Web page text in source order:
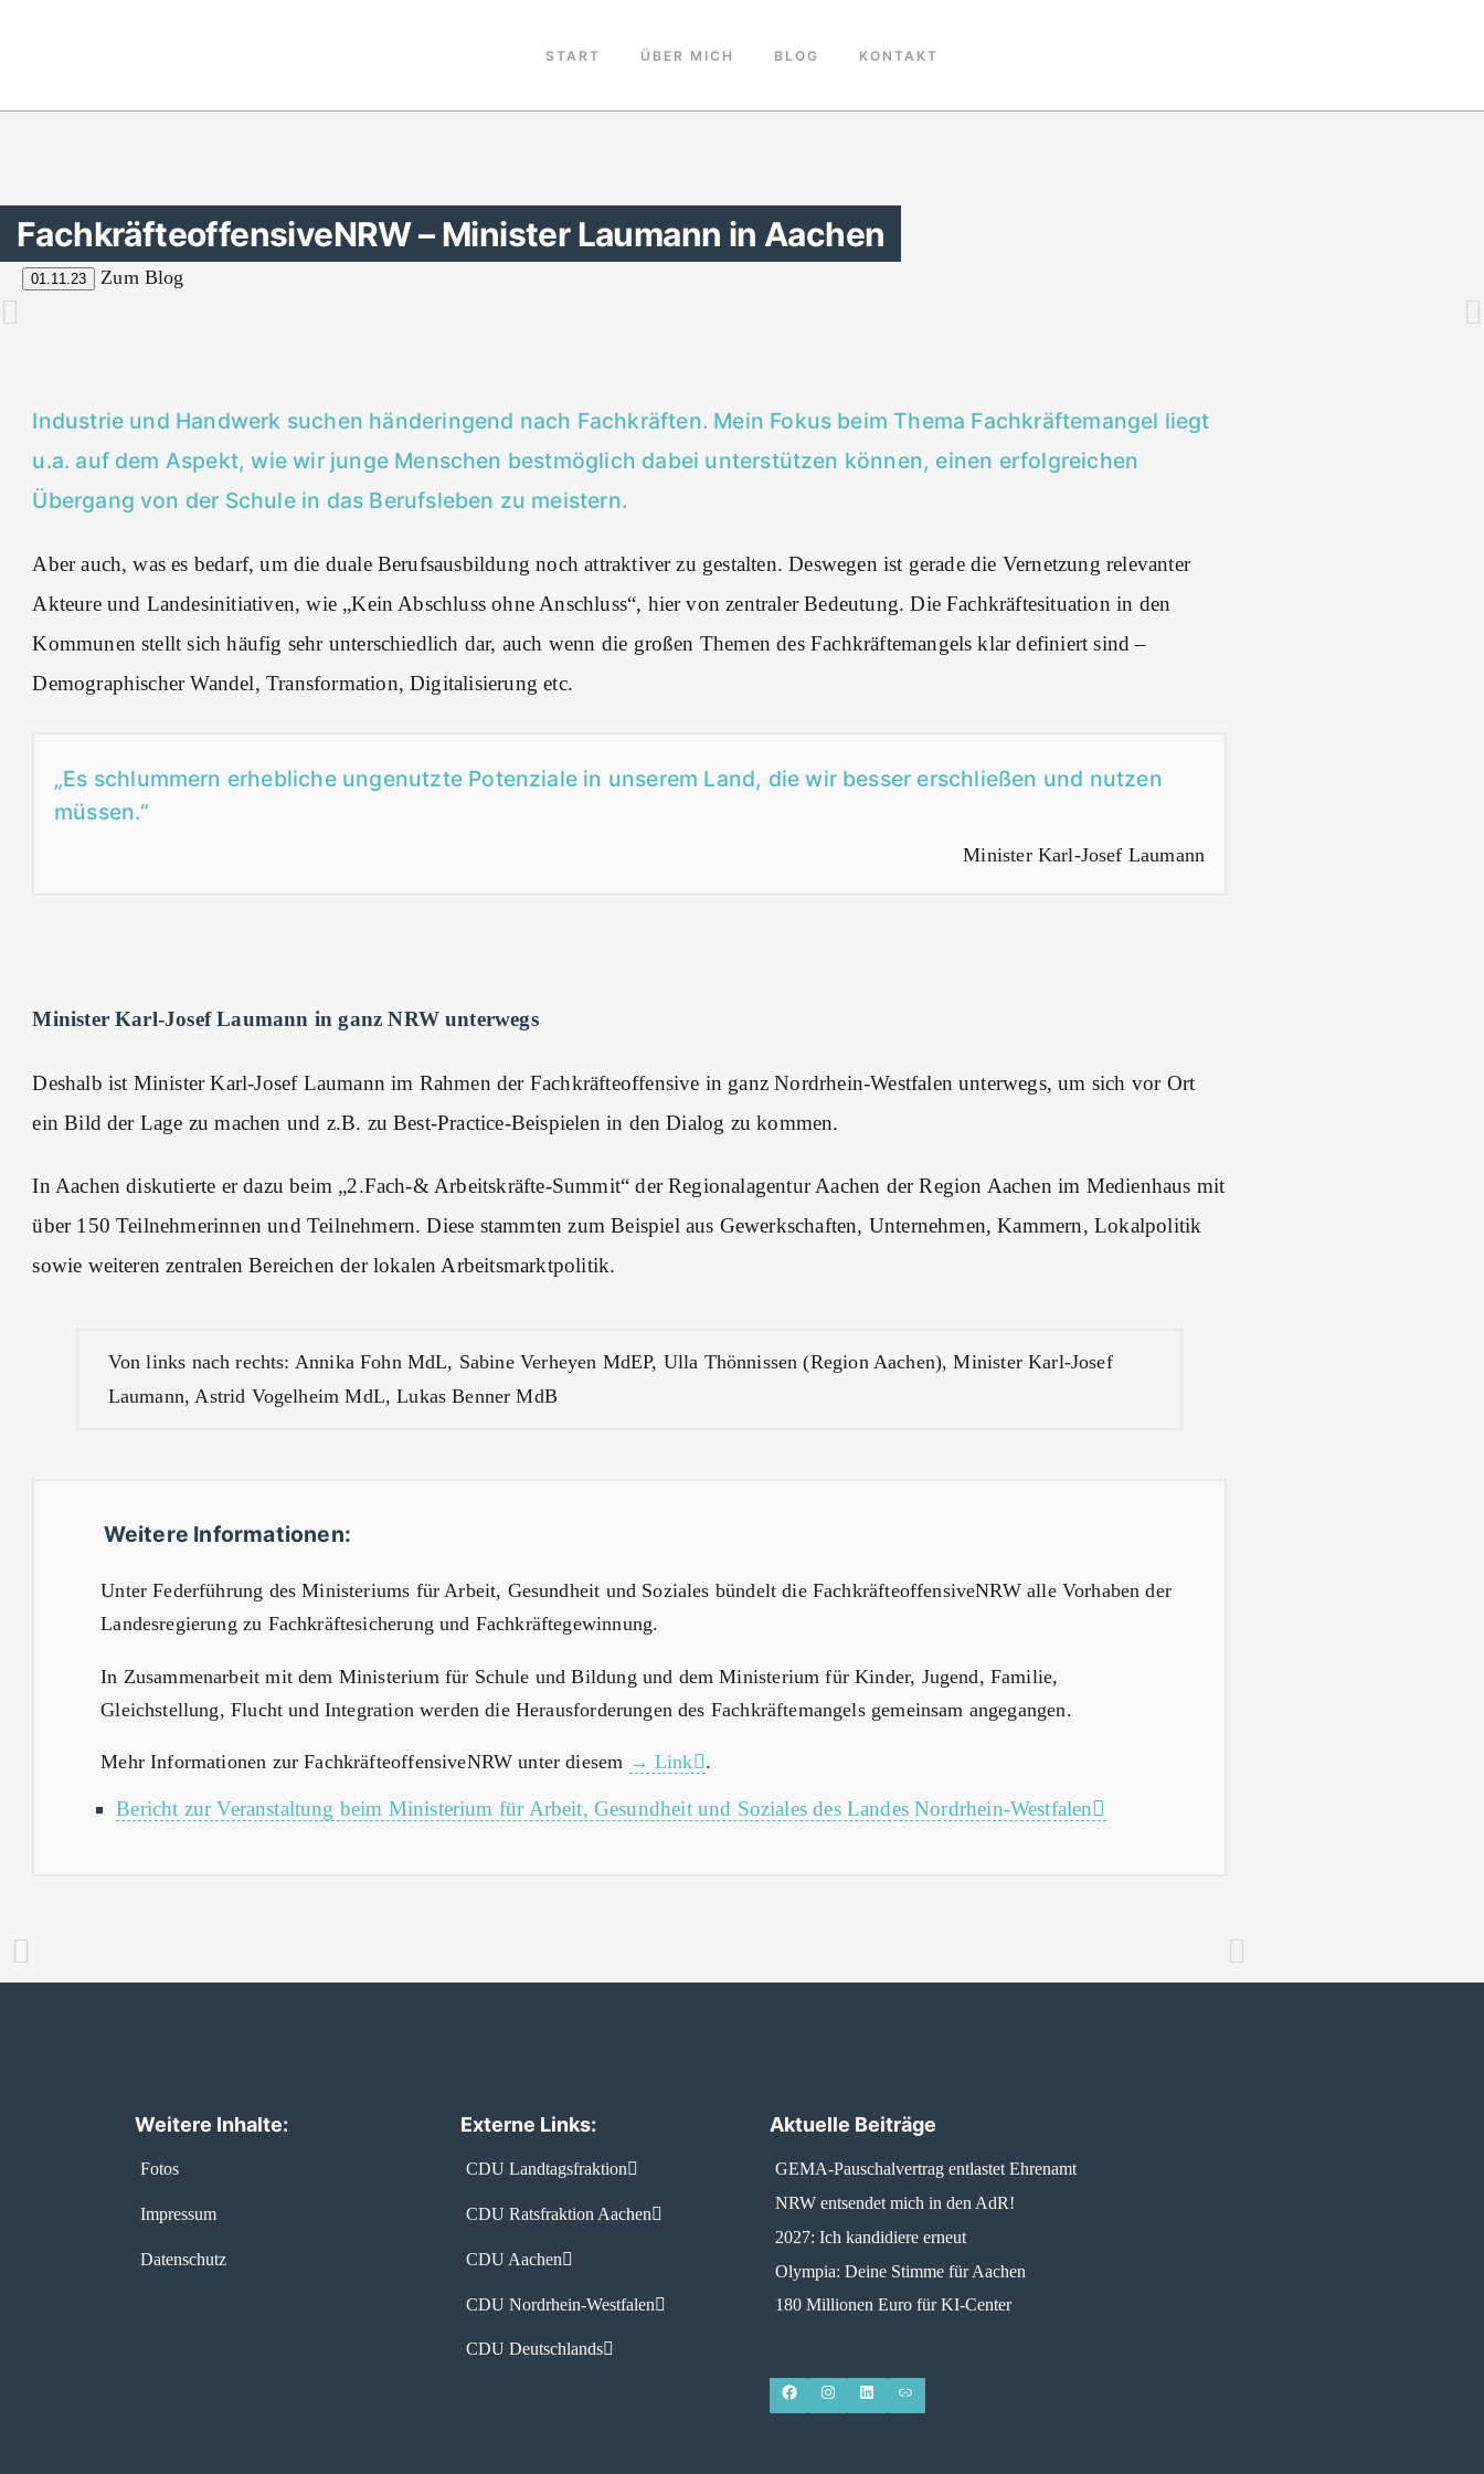
START ÜBER MICH BLOG KONTAKT
FachkräfteoffensiveNRW – Minister Laumann in Aachen
01.11.23 Zum Blog
Industrie und Handwerk suchen händeringend nach Fachkräften. Mein Fokus beim Thema Fachkräftemangel liegt
u.a. auf dem Aspekt, wie wir junge Menschen bestmöglich dabei unterstützen können, einen erfolgreichen
Übergang von der Schule in das Berufsleben zu meistern.
Aber auch, was es bedarf, um die duale Berufsausbildung noch attraktiver zu gestalten. Deswegen ist gerade die Vernetzung relevanter
Akteure und Landesinitiativen, wie „Kein Abschluss ohne Anschluss“, hier von zentraler Bedeutung. Die Fachkräftesituation in den
Kommunen stellt sich häufig sehr unterschiedlich dar, auch wenn die großen Themen des Fachkräftemangels klar definiert sind –
Demographischer Wandel, Transformation, Digitalisierung etc.
„Es schlummern erhebliche ungenutzte Potenziale in unserem Land, die wir besser erschließen und nutzen
müssen.“
Minister Karl-Josef Laumann
Minister Karl-Josef Laumann in ganz NRW unterwegs
Deshalb ist Minister Karl-Josef Laumann im Rahmen der Fachkräfteoffensive in ganz Nordrhein-Westfalen unterwegs, um sich vor Ort
ein Bild der Lage zu machen und z.B. zu Best-Practice-Beispielen in den Dialog zu kommen.
In Aachen diskutierte er dazu beim „2.Fach-& Arbeitskräfte-Summit“ der Regionalagentur Aachen der Region Aachen im Medienhaus mit
über 150 Teilnehmerinnen und Teilnehmern. Diese stammten zum Beispiel aus Gewerkschaften, Unternehmen, Kammern, Lokalpolitik
sowie weiteren zentralen Bereichen der lokalen Arbeitsmarktpolitik.
Von links nach rechts: Annika Fohn MdL, Sabine Verheyen MdEP, Ulla Thönnissen (Region Aachen), Minister Karl-Josef
Laumann, Astrid Vogelheim MdL, Lukas Benner MdB
Weitere Informationen:
Unter Federführung des Ministeriums für Arbeit, Gesundheit und Soziales bündelt die FachkräfteoffensiveNRW alle Vorhaben der
Landesregierung zu Fachkräftesicherung und Fachkräftegewinnung.
In Zusammenarbeit mit dem Ministerium für Schule und Bildung und dem Ministerium für Kinder, Jugend, Familie,
Gleichstellung, Flucht und Integration werden die Herausforderungen des Fachkräftemangels gemeinsam angegangen.
Mehr Informationen zur FachkräfteoffensiveNRW unter diesem Link .
Bericht zur Veranstaltung beim Ministerium für Arbeit, Gesundheit und Soziales des Landes Nordrhein-Westfalen
Weitere Inhalte:
Fotos
Impressum
Datenschutz
Externe Links:
CDU Landtagsfraktion
CDU Ratsfraktion Aachen
CDU Aachen
CDU Nordrhein-Westfalen
CDU Deutschlands
Aktuelle Beiträge
GEMA-Pauschalvertrag entlastet Ehrenamt
NRW entsendet mich in den AdR!
2027: Ich kandidiere erneut
Olympia: Deine Stimme für Aachen
180 Millionen Euro für KI-Center